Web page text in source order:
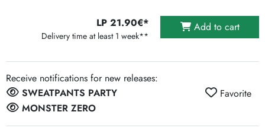
LP 21.90€*
Delivery time at least 1 week**
Add to cart
Receive notifications for new releases:
SWEATPANTS PARTY
MONSTER ZERO
Favorite